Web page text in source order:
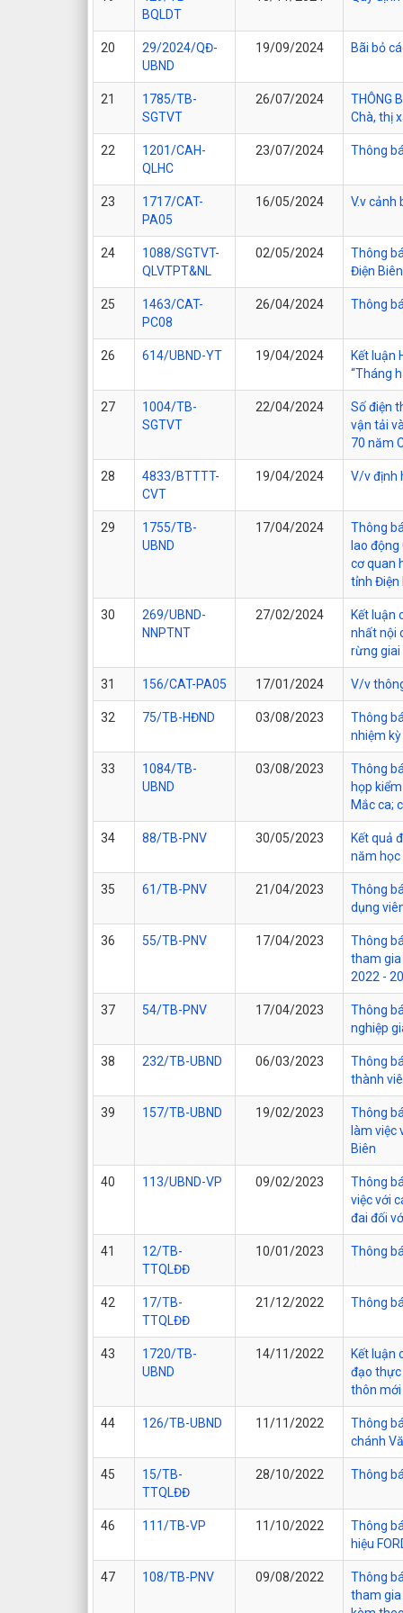
BQLDT
20
29/2024/QĐ-
UBND
19/09/2024 Bãi bỏ
21
1785/TB-
SGTVT
26/07/2024
THÔNG
Chà, thị
22
1201/CAH-
QLHC
23/07/2024 Thông
23
1717/CAT-
PA05
16/05/2024 V.v cảnh
24
1088/SGTVT-
QLVTPT&NL
02/05/2024
Thông
Điện
25
1463/CAT-
PC08
26/04/2024 Thông
26 614/UBND-YT 19/04/2024
Kết luận
“Tháng
27
1004/TB-
SGTVT
22/04/2024
Số điện
vận tải
70 năm
28
4833/BTTTT-
CVT
19/04/2024 V/v định
29
1755/TB-
UBND
17/04/2024
Thông
lao
cơ quan
tỉnh Điện
30
269/UBND-
NNPTNT
27/02/2024
Kết luận
nhất nội
rừng giai
31 156/CAT-PA05 17/01/2024 V/v
32 75/TB-HĐND 03/08/2023
Thông
nhiệm
33
1084/TB-
UBND
03/08/2023
Thông
họp
Mắc ca;
34 88/TB-PNV 30/05/2023
Kết quả
năm học
35 61/TB-PNV 21/04/2023
Thông
dụng
36 55/TB-PNV 17/04/2023
Thông
tham gia
2022 -
37 54/TB-PNV 17/04/2023
Thông
nghiệp
38 232/TB-UBND 06/03/2023
Thông
thành
39 157/TB-UBND 19/02/2023
Thông
làm việc
Biên
40 113/UBND-VP 09/02/2023
Thông
việc với
đai đối
41
12/TB-
TTQLĐĐ
10/01/2023 Thông
42
17/TB-
TTQLĐĐ
21/12/2022 Thông
43
1720/TB-
UBND
14/11/2022
Kết luận
đạo thực
thôn mới
44 126/TB-UBND 11/11/2022
Thông
chánh
45
15/TB-
TTQLĐĐ
28/10/2022 Thông
46 111/TB-VP 11/10/2022
Thông
hiệu
47 108/TB-PNV 09/08/2022
Thông
tham gia